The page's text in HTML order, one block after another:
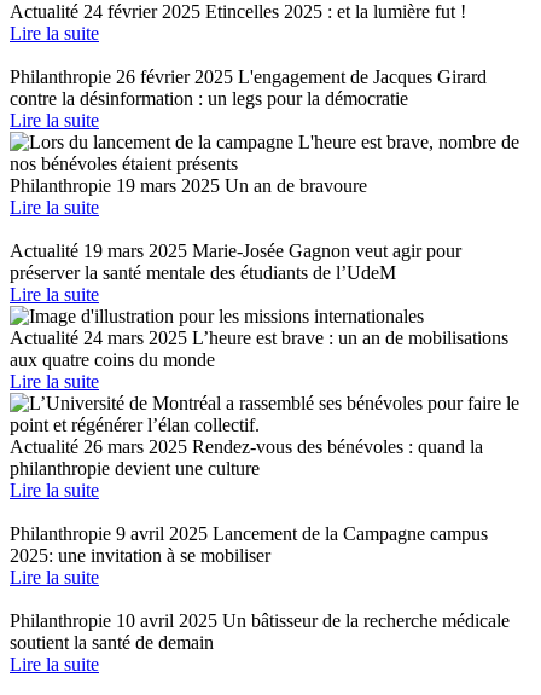
Actualité 24 février 2025 Etincelles 2025 : et la lumière fut !
Lire la suite
Philanthropie 26 février 2025 L'engagement de Jacques Girard
contre la désinformation : un legs pour la démocratie
Lire la suite
Philanthropie 19 mars 2025 Un an de bravoure
Lire la suite
Actualité 19 mars 2025 Marie-Josée Gagnon veut agir pour
préserver la santé mentale des étudiants de l’UdeM
Lire la suite
Actualité 24 mars 2025 L’heure est brave : un an de mobilisations
aux quatre coins du monde
Lire la suite
Actualité 26 mars 2025 Rendez-vous des bénévoles : quand la
philanthropie devient une culture
Lire la suite
Philanthropie 9 avril 2025 Lancement de la Campagne campus
2025: une invitation à se mobiliser
Lire la suite
Philanthropie 10 avril 2025 Un bâtisseur de la recherche médicale
soutient la santé de demain
Lire la suite